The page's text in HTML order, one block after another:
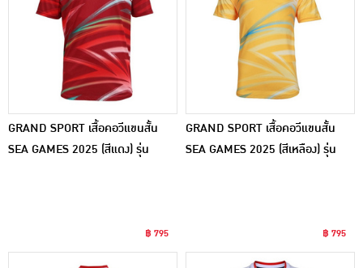
GRAND SPORT เสื้อคอวีแขนสั้น
SEA GAMES 2025 (สีแดง) รุ่น
฿ 795
GRAND SPORT เสื้อคอวีแขนสั้น
SEA GAMES 2025 (สีเหลือง) รุ่น
฿ 795